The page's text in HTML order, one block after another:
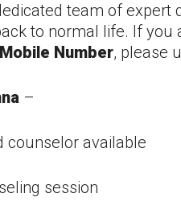
team of
to normal life. If you
Mobile Number, please
–
counselor available
session